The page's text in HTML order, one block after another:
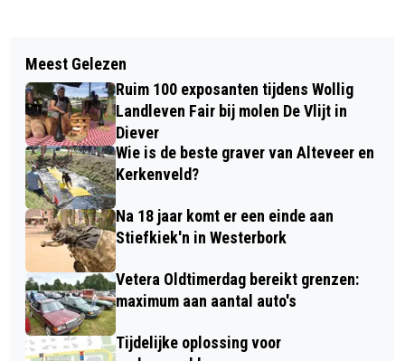
OP DE BOOT OM 'EEN STUKJE
ZUIDWOLDE TE REDDEN'
50 JAAR VOOR DE KLAS: HEIN VAN
BOMMEL VIERT JUBILEUM MET EIGEN
BOEK
Meest Gelezen
Ruim 100 exposanten tijdens Wollig
Landleven Fair bij molen De Vlijt in
Diever
Wie is de beste graver van Alteveer en
Kerkenveld?
Na 18 jaar komt er een einde aan
Stiefkiek'n in Westerbork
Vetera Oldtimerdag bereikt grenzen:
maximum aan aantal auto's
Tijdelijke oplossing voor